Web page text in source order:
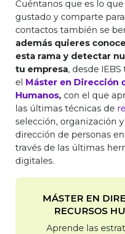
Cuéntanos que es lo
gustado y comparte
contactos también se
además quieres
esta rama y detectar
tu empresa, desde
el Máster en Dirección
Humanos, con el que
las últimas técnicas de
selección, organización
dirección de personas en
través de las últimas
digitales.
MÁSTER EN
RECURSOS
Aprende las